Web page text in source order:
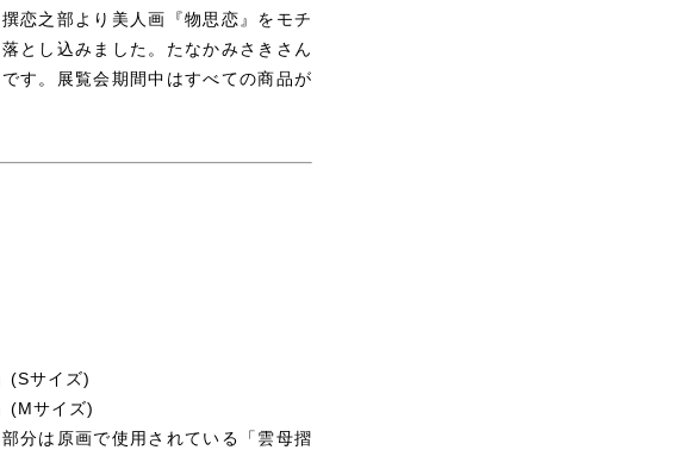
恋之部より美人画『物思恋』をモチ
とし込みました。たなかみさきさん
す。展覧会期間中はすべての商品が
(Sサイズ)
(Mサイズ)
分は原画で使用されている「雲母摺